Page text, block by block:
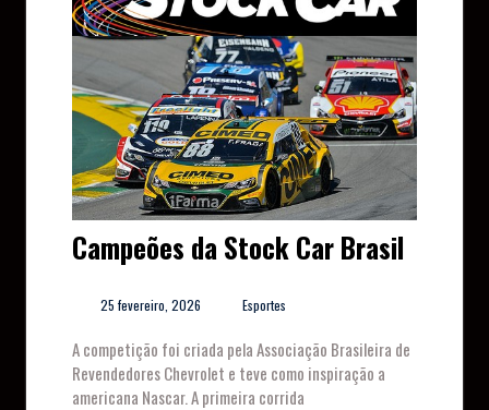
Campeões da Stock Car Brasil
25 fevereiro, 2026 Esportes
A competição foi criada pela Associação Brasileira de
Revendedores Chevrolet e teve como inspiração a
americana Nascar. A primeira corrida